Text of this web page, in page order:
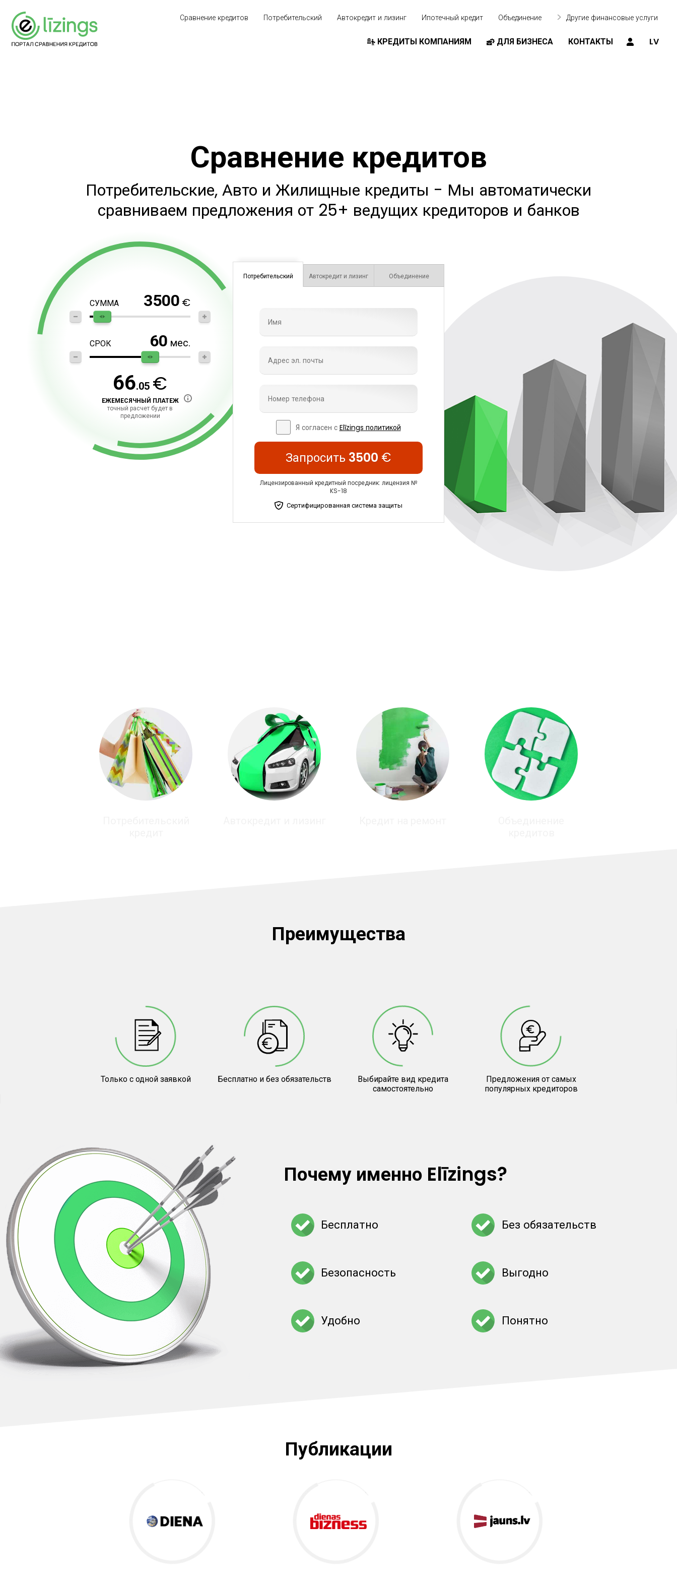
Сравнение кредитов Потребительский Автокредит и лизинг Ипотечный кредит Объединение Другие финансовые услуги
LV
КРЕДИТЫ КОМПАНИЯМ ДЛЯ БИЗНЕСА КОНТАКТЫ
Сравнение кредитов
Потребительские, Авто и Жилищные кредиты - Мы автоматически
сравниваем предложения от 25+ ведущих кредиторов и банков
СУММА 3500 €
СРОК 60 мес.
66.05 €
ЕЖЕМЕСЯЧНЫЙ ПЛАТЕЖ
точный расчет будет в
предложении
Потребительский Автокредит и лизинг Объединение
Я согласен с Elīzings политикой
Запросить 3500 €
Лицензированный кредитный посредник: лицензия №
KS-18
Сертифицированная система защиты
Преимущества
Только с одной заявкой Бесплатно и без обязательств
Выбирайте вид кредита
самостоятельно
Предложения от самых
популярных кредиторов
Почему именно Elīzings?
Бесплатно Без обязательств
Безопасность Выгодно
Удобно Понятно
Публикации